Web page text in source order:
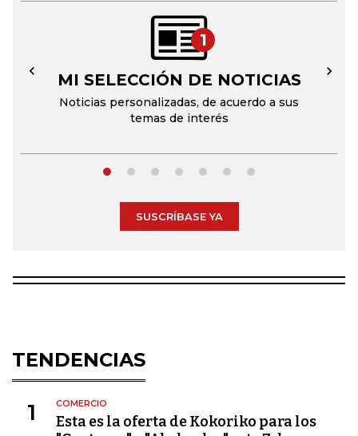
1
MI SELECCIÓN DE NOTICIAS
Noticias personalizadas, de acuerdo a sus
temas de interés
← →
SUSCRÍBASE YA
TENDENCIAS
1 COMERCIO
Esta es la oferta de Kokoriko para los